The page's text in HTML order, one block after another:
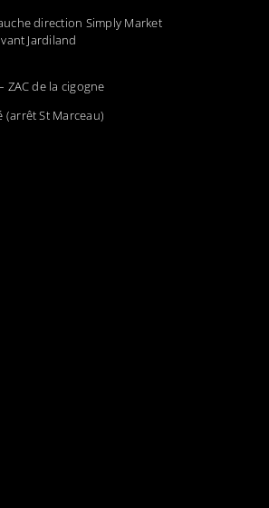
direction Simply Market
Jardiland
de la cigogne
(arrêt St Marceau)